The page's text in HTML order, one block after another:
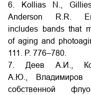
6. Kollias N.,
Anderson R.R.
includes bands that
of aging and
111. P. 776–780.
7. Деев А.И.,
А.Ю., Владимиров
собственной